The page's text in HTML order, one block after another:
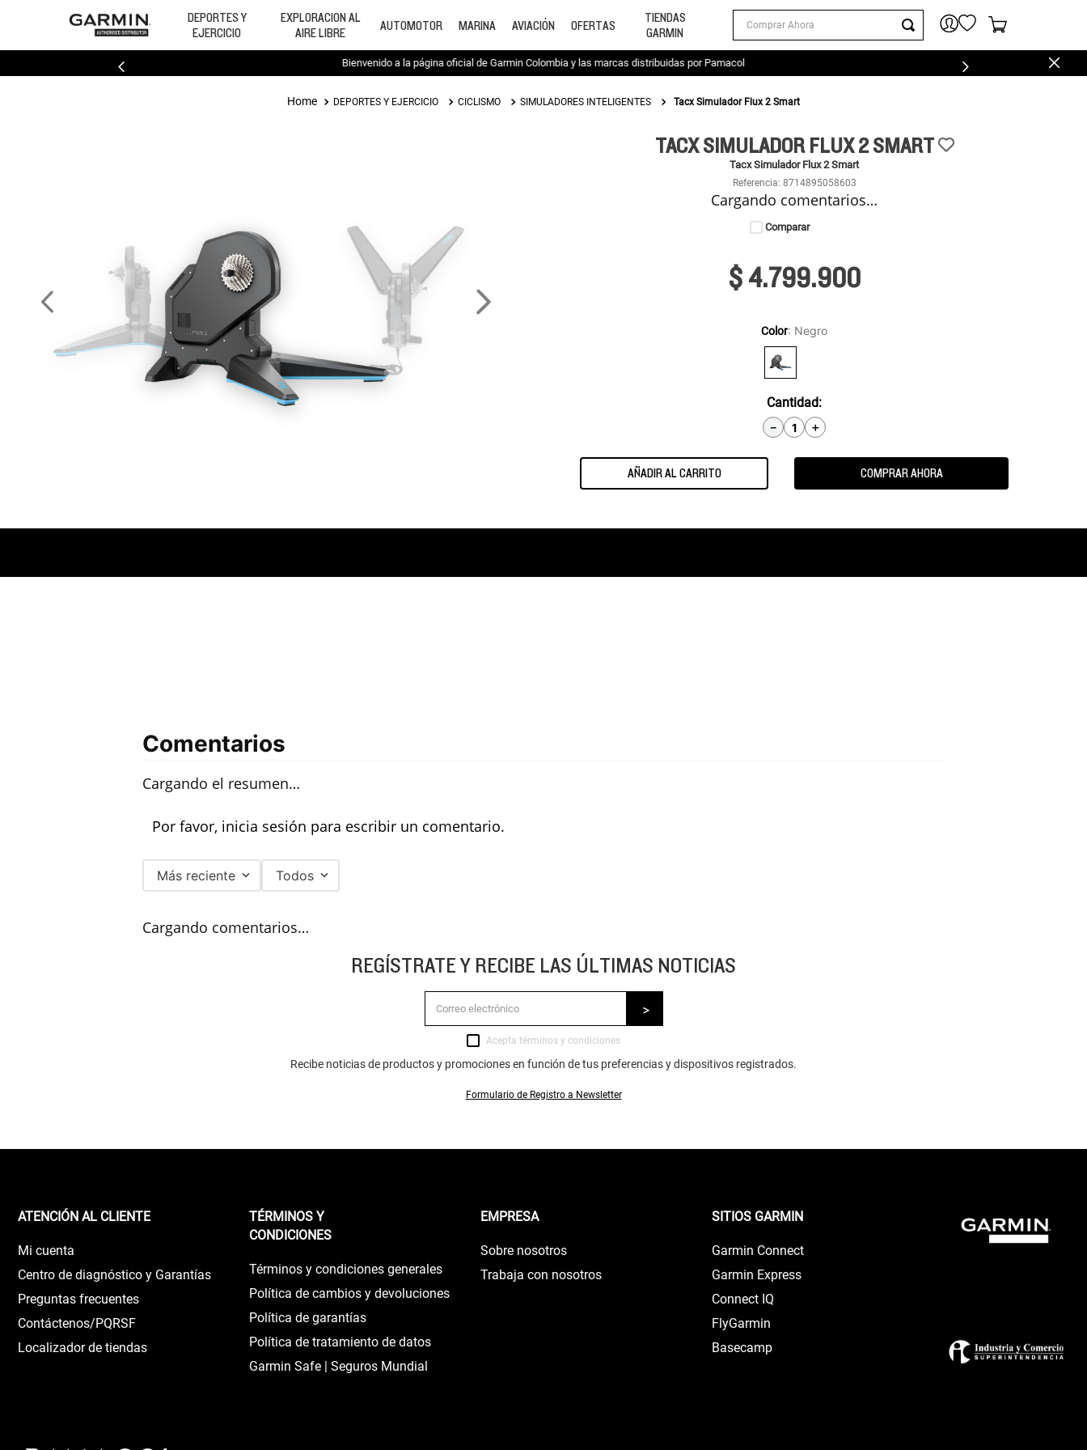
DEPORTES Y
EJERCICIO
EXPLORACION AL
AIRE LIBRE
AUTOMOTOR MARINA AVIACIÓN OFERTAS
TIENDAS
GARMIN
Comprar Ahora
Bienvenido a la página oficial de Garmin Colombia y las marcas distribuidas por Pamacol
DEPORTES Y EJERCICIO CICLISMO SIMULADORES INTELIGENTES Tacx Simulador Flux 2 Smart
TACX SIMULADOR FLUX 2 SMART
Tacx Simulador Flux 2 Smart
Referencia: 8714895058603
Cargando comentarios…
Comparar
$4.799.900
Color: Negro
Cantidad
＋
－
AÑADIR AL CARRITO COMPRAR AHORA
Comentarios
Cargando el resumen…
Por favor, inicia sesión para escribir un comentario.
Más reciente Todos
Cargando comentarios…
REGÍSTRATE Y RECIBE LAS ÚLTIMAS NOTICIAS
Acepta términos y condiciones
Recibe noticias de productos y promociones en función de tus preferencias y dispositivos registrados.
Formulario de Registro a Newsletter
ATENCIÓN AL CLIENTE
Mi cuenta
Centro de diagnóstico y Garantías
Preguntas frecuentes
Contáctenos/PQRSF
Localizador de tiendas
TÉRMINOS Y
CONDICIONES
Términos y condiciones generales
Política de cambios y devoluciones
Política de garantías
Política de tratamiento de datos
Garmin Safe | Seguros Mundial
EMPRESA
Sobre nosotros
Trabaja con nosotros
SITIOS GARMIN
Garmin Connect
Garmin Express
Connect IQ
FlyGarmin
Basecamp